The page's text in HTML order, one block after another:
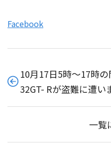
Facebook
10月17日5時〜17時
32GT- Rが盗難に遭い
一覧